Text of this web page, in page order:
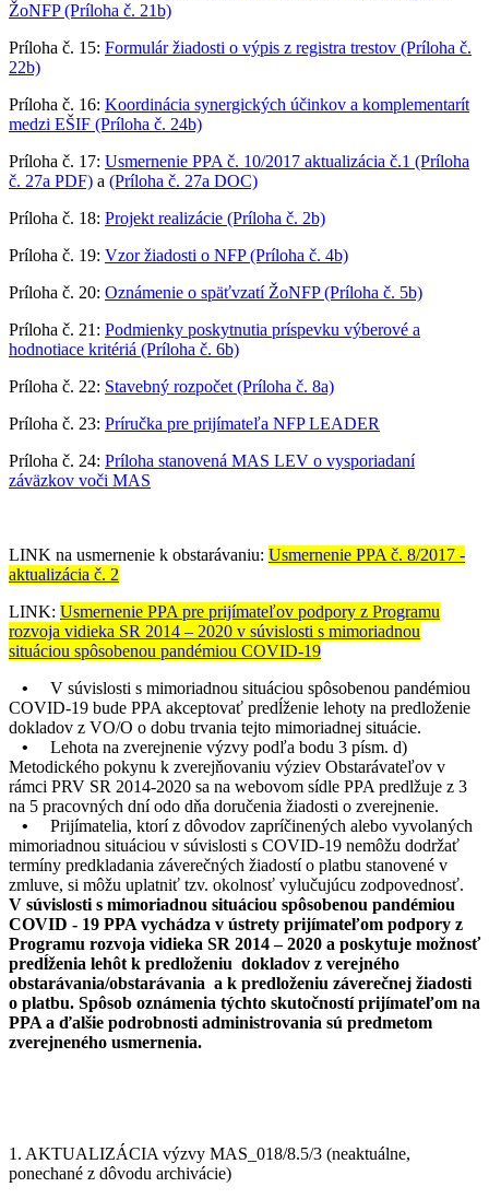
ŽoNFP (Príloha č. 21b)
Príloha č. 15: Formulár žiadosti o výpis z registra trestov (Príloha č.
22b)
Príloha č. 16: Koordinácia synergických účinkov a komplementarít
medzi EŠIF (Príloha č. 24b)
Príloha č. 17: Usmernenie PPA č. 10/2017 aktualizácia č.1 (Príloha
č. 27a PDF) a (Príloha č. 27a DOC)
Príloha č. 18: Projekt realizácie (Príloha č. 2b)
Príloha č. 19: Vzor žiadosti o NFP (Príloha č. 4b)
Príloha č. 20: Oznámenie o späťvzatí ŽoNFP (Príloha č. 5b)
Príloha č. 21: Podmienky poskytnutia príspevku výberové a
hodnotiace kritériá (Príloha č. 6b)
Príloha č. 22: Stavebný rozpočet (Príloha č. 8a)
Príloha č. 23: Príručka pre prijímateľa NFP LEADER
Príloha č. 24: Príloha stanovená MAS LEV o vysporiadaní
záväzkov voči MAS
LINK na usmernenie k obstarávaniu: Usmernenie PPA č. 8/2017 -
aktualizácia č. 2
LINK: Usmernenie PPA pre prijímateľov podpory z Programu
rozvoja vidieka SR 2014 – 2020 v súvislosti s mimoriadnou
situáciou spôsobenou pandémiou COVID-19
• V súvislosti s mimoriadnou situáciou spôsobenou pandémiou
COVID-19 bude PPA akceptovať predĺženie lehoty na predloženie
dokladov z VO/O o dobu trvania tejto mimoriadnej situácie.
• Lehota na zverejnenie výzvy podľa bodu 3 písm. d)
Metodického pokynu k zverejňovaniu výziev Obstarávateľov v
rámci PRV SR 2014-2020 sa na webovom sídle PPA predlžuje z 3
na 5 pracovných dní odo dňa doručenia žiadosti o zverejnenie.
• Prijímatelia, ktorí z dôvodov zapríčinených alebo vyvolaných
mimoriadnou situáciou v súvislosti s COVID-19 nemôžu dodržať
termíny predkladania záverečných žiadostí o platbu stanovené v
zmluve, si môžu uplatniť tzv. okolnosť vylučujúcu zodpovednosť.
V súvislosti s mimoriadnou situáciou spôsobenou pandémiou
COVID - 19 PPA vychádza v ústrety prijímateľom podpory z
Programu rozvoja vidieka SR 2014 – 2020 a poskytuje možnosť
predĺženia lehôt k predloženiu dokladov z verejného
obstarávania/obstarávania a k predloženiu záverečnej žiadosti
o platbu. Spôsob oznámenia týchto skutočností prijímateľom na
PPA a ďalšie podrobnosti administrovania sú predmetom
zverejneného usmernenia.
1. AKTUALIZÁCIA výzvy MAS_018/8.5/3 (neaktuálne,
ponechané z dôvodu archivácie)